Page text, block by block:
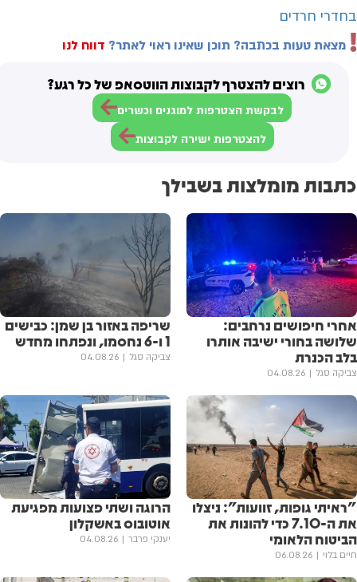
בחדרי חרדים
מצאת טעות בכתבה? תוכן שאינו ראוי לאתר? דווח לנו
רוצים להצטרף לקבוצות הווטסאפ של כל רגע?
לבקשת הצטרפות למוגנים וכשרים
להצטרפות ישירה לקבוצות
כתבות מומלצות בשבילך
אחרי חיפושים נרחבים:
שלושה בחורי ישיבה אותרו
בלב הכנרת
צביקה סגל 04.08.26
שריפה באזור בן שמן: כבישים
1 ו-6 נחסמו, ונפתחו מחדש
צביקה סגל 04.08.26
"ראיתי גופות, זוועות": ניצלו
את ה-7.10 כדי להונות את
הביטוח הלאומי
חיים בלוי 06.08.26
הרוגה ושתי פצועות מפגיעת
אוטובוס באשקלון
יענקי פרבר 04.08.26